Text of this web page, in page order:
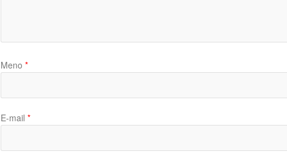
Meno *
E-mail *